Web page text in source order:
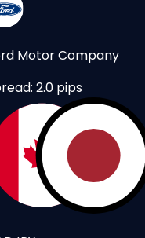
Motor Company
2.0 pips